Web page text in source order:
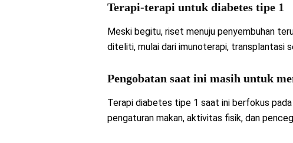
Terapi-terapi untuk diabetes tipe 1
Meski begitu, riset menuju penyembuhan
diteliti, mulai dari imunoterapi, transplantasi
Pengobatan saat ini masih untuk
Terapi diabetes tipe 1 saat ini berfokus
pengaturan makan, aktivitas fisik, dan